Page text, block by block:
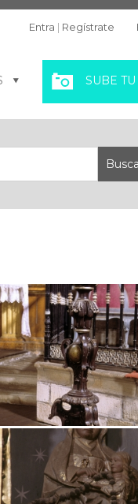
Entra | Regístrate
SUBE